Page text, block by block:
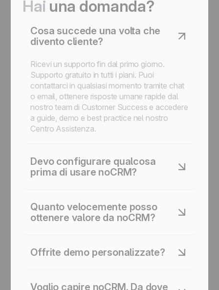
Hai una domanda?
Cosa succede una volta che
divento cliente?
Ricevi un supporto fin dal primo giorno.
Supporto gratuito in tutti i piani. Puoi
contattarci in qualsiasi momento tramite chat
o email, ottenere risposte umane rapide dal
nostro team di Customer Success e accedere
a guide, demo e best practice nel nostro
Centro Assistenza.
Devo configurare qualcosa
prima di usare noCRM?
sono flussi di lavoro complessi da
configurare, nessun lavoro amministrativo
l'utilizzo, ma non hai bisogno di configurare
nulla per iniziare.
Quanto velocemente posso
ottenere valore da noCRM?
clienti crea le prime opportunità di vendita in
onboarding o di configurazione. noCRM è
Offrite demo personalizzate?
vendita da 10 persone, di solito
Voglio capire noCRM. Da dove